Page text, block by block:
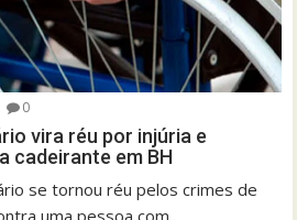
0
vira réu por injúria e
cadeirante em BH
se tornou réu pelos crimes de
uma pessoa com...